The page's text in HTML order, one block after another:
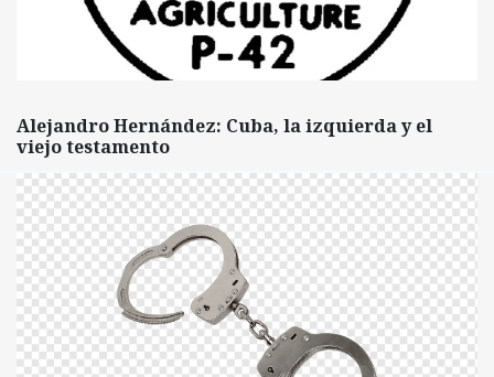
Alejandro Hernández: Cuba, la izquierda y el
viejo testamento